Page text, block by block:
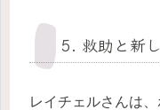
5. 救助と新
レイチェルさんは